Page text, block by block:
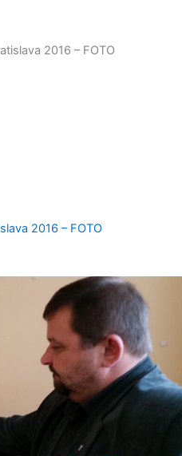
2016 – FOTO